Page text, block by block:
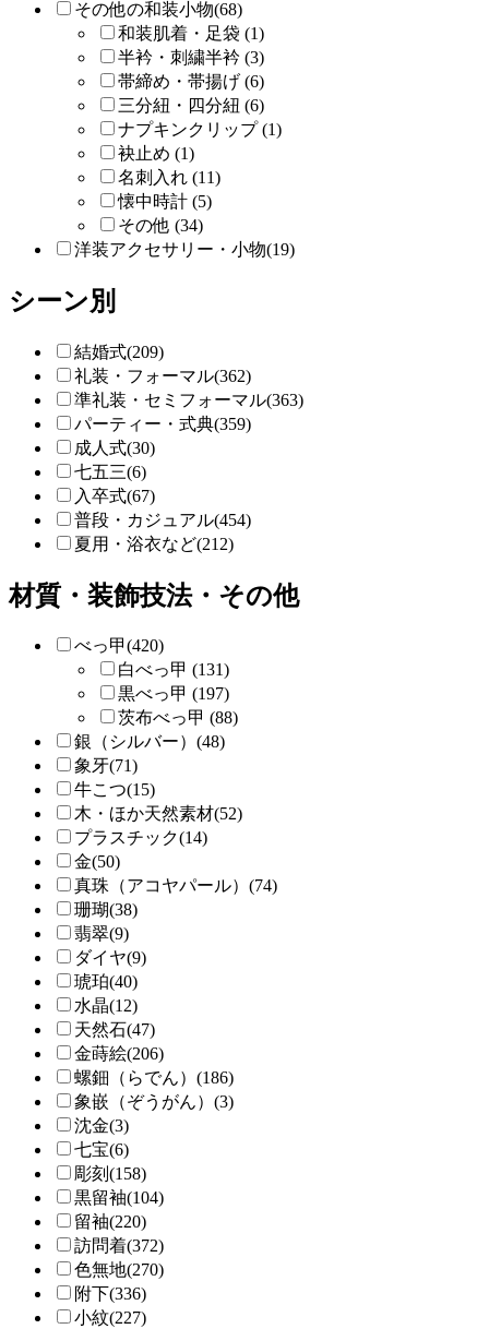
その他の和装小物(68)
和装肌着・足袋 (1)
半衿・刺繍半衿 (3)
帯締め・帯揚げ (6)
三分紐・四分紐 (6)
ナプキンクリップ (1)
袂止め (1)
名刺入れ (11)
懐中時計 (5)
その他 (34)
洋装アクセサリー・小物(19)
シーン別
結婚式(209)
礼装・フォーマル(362)
準礼装・セミフォーマル(363)
パーティー・式典(359)
成人式(30)
七五三(6)
入卒式(67)
普段・カジュアル(454)
夏用・浴衣など(212)
材質・装飾技法・その他
べっ甲(420)
白べっ甲 (131)
黒べっ甲 (197)
茨布べっ甲 (88)
銀（シルバー）(48)
象牙(71)
牛こつ(15)
木・ほか天然素材(52)
プラスチック(14)
金(50)
真珠（アコヤパール）(74)
珊瑚(38)
翡翠(9)
ダイヤ(9)
琥珀(40)
水晶(12)
天然石(47)
金蒔絵(206)
螺鈿（らでん）(186)
象嵌（ぞうがん）(3)
沈金(3)
七宝(6)
彫刻(158)
黒留袖(104)
留袖(220)
訪問着(372)
色無地(270)
附下(336)
小紋(227)